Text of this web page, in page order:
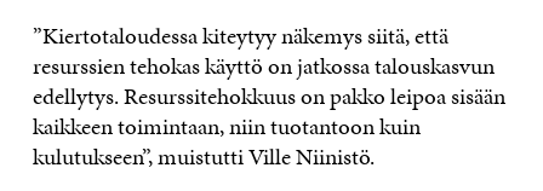
”Kiertotaloudessa kiteytyy näkemys siitä, että
resurssien tehokas käyttö on jatkossa talouskasvun
edellytys. Resurssitehokkuus on pakko leipoa sisään
kaikkeen toimintaan, niin tuotantoon kuin
kulutukseen”, muistutti Ville Niinistö.